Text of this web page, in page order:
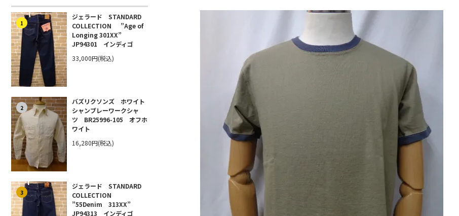
1
ジェラード STANDARD
COLLECTION ”Age of
Longing 301XX”
JP94301 インディゴ
33,000円(税込)
2
バズリクソンズ ホワイト
シャンブレーワークシャ
ツ BR25996-105 オフホ
ワイト
16,280円(税込)
3
ジェラード STANDARD
COLLECTION
”55Denim 313XX”
JP94313 インディゴ